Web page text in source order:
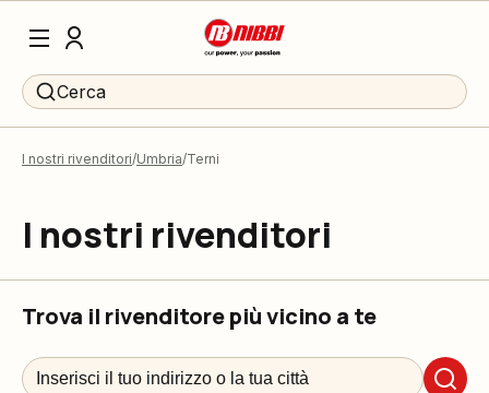
Cerca
I nostri rivenditori Umbria Terni
I nostri rivenditori
Trova il rivenditore più vicino a te